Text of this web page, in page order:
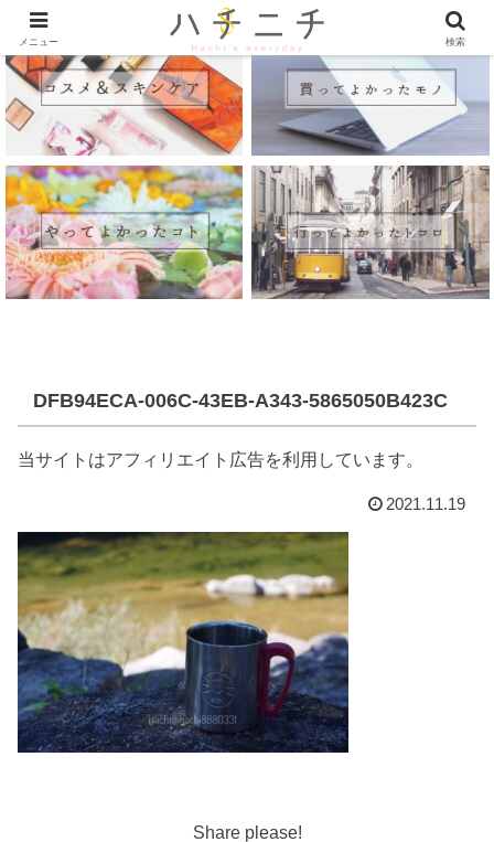
DFB94ECA-006C-43EB-A343-5865050B423C
当サイトはアフィリエイト広告を利用しています。
2021.11.19
Share please!
メニュー 検索